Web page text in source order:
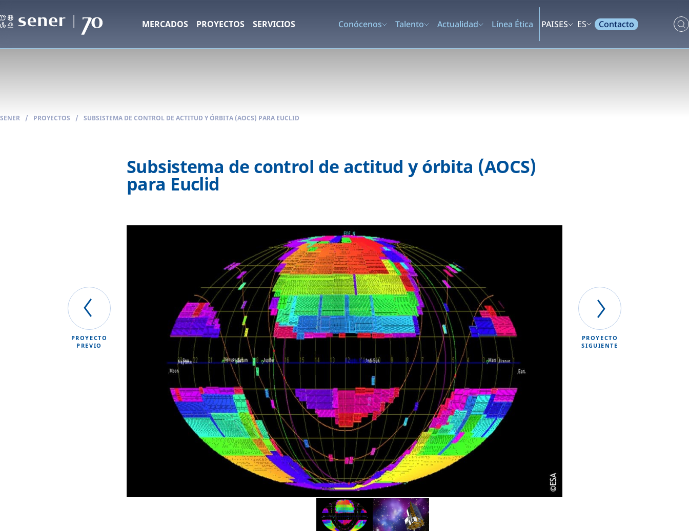
MERCADOS PROYECTOS SERVICIOS Conócenos Talento Actualidad Línea Ética PAISES ES Contacto
SENER / PROYECTOS / SUBSISTEMA DE CONTROL DE ACTITUD Y ÓRBITA (AOCS) PARA EUCLID
PROYECTO
PREVIO
Subsistema de control de actitud y órbita (AOCS)
para Euclid
PROYECTO
SIGUIENTE